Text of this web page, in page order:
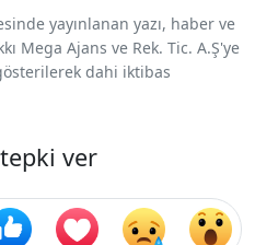
yayınlanan yazı, haber ve
Mega Ajans ve Rek. Tic. A.Ş'ye
dahi iktibas
ver